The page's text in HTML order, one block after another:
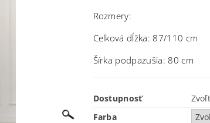
Rozmery:
Celková dĺžka: 87/110 cm
Šírka podpazušia: 80 cm
Dostupnosť
Farba